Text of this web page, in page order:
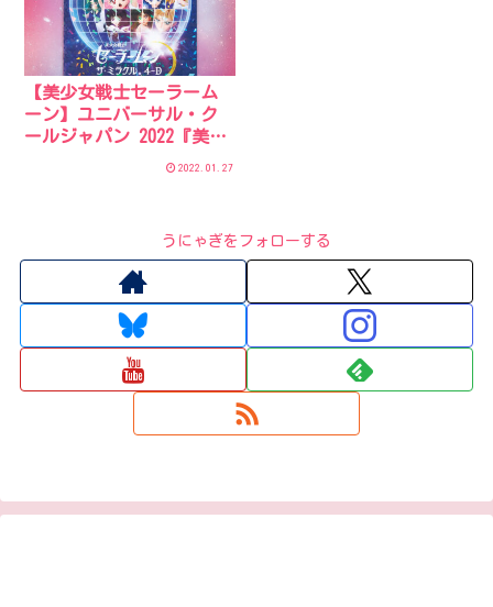
【美少女戦士セーラーム
ーン】ユニバーサル・ク
ールジャパン 2022『美少
女戦士セーラームーン・
グッズ 発売日まとめ一
2022.01.27
うにゃぎをフォローする